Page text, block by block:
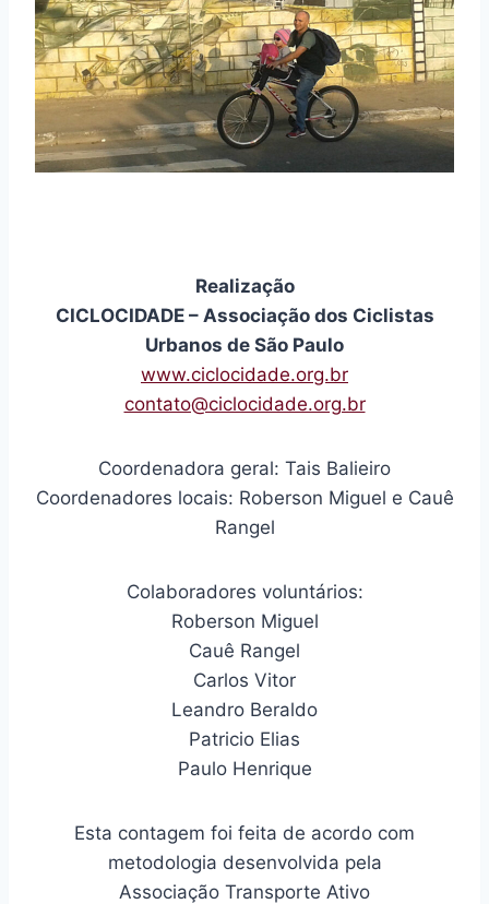
Realização
CICLOCIDADE – Associação dos Ciclistas
Urbanos de São Paulo
www.ciclocidade.org.br
contato@ciclocidade.org.br
Coordenadora geral: Tais Balieiro
Coordenadores locais: Roberson Miguel e Cauê
Rangel
Colaboradores voluntários:
Roberson Miguel
Cauê Rangel
Carlos Vitor
Leandro Beraldo
Patricio Elias
Paulo Henrique
Esta contagem foi feita de acordo com
metodologia desenvolvida pela
Associação Transporte Ativo